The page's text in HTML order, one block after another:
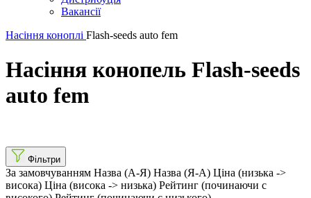
Вакансії
Насіння коноплі Flash-seeds auto fem
Насіння конопель Flash-seeds
auto fem
Фільтри
За замовчуванням Назва (А-Я) Назва (Я-А) Ціна (низька ->
висока) Ціна (висока -> низька) Рейтинг (починаючи с